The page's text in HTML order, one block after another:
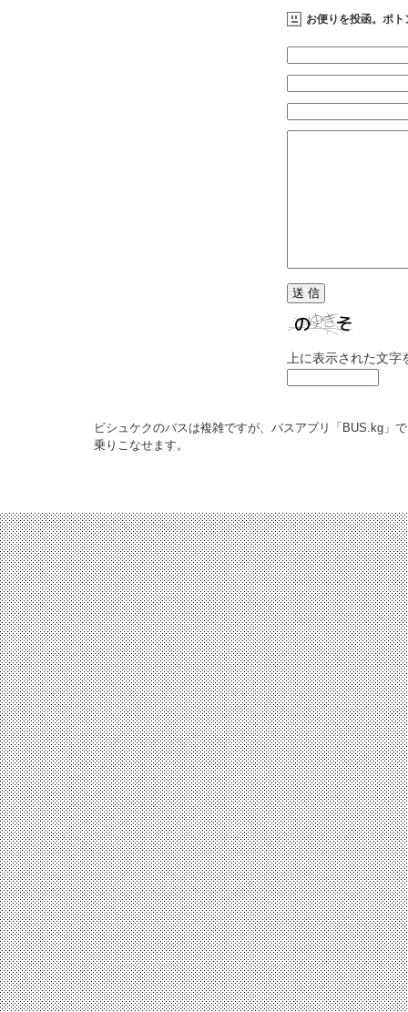
お便りを投函。ポト
上に表示された文
ビシュケクのバスは複雑ですが、バスアプリ「BUS.kg」で
乗りこなせます。